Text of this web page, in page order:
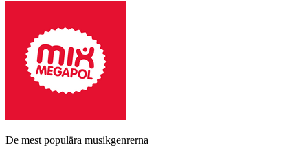
De mest populära musikgenrerna